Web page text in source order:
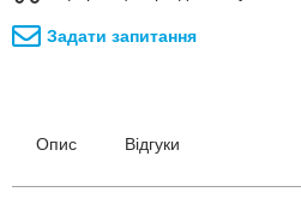
Задати запитання
Опис Відгуки